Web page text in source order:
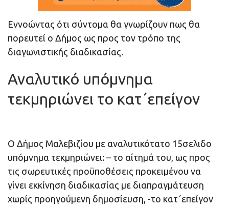
Εννοώντας ότι σύντομα θα γνωρίζουν πως θα
πορευτεί ο Δήμος ως προς τον τρόπο της
διαγωνιστικής διαδικασίας.
Αναλυτικό υπόμνημα
τεκμηριώνει το κατ΄επείγον
Ο Δήμος Μαλεβιζίου με αναλυτικότατο 15σελιδο
υπόμνημα τεκμηριώνει: – το αίτημά του, ως προς
τις σωρευτικές προϋποθέσεις προκειμένου να
γίνει εκκίνηση διαδικασίας με διαπραγμάτευση
χωρίς προηγούμενη δημοσίευση, -το κατ΄επείγον